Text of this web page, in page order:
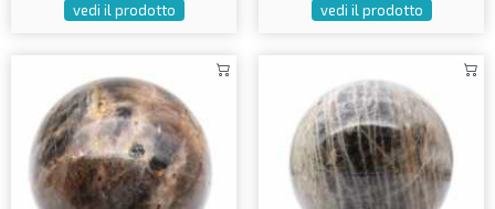
vedi il prodotto vedi il prodotto